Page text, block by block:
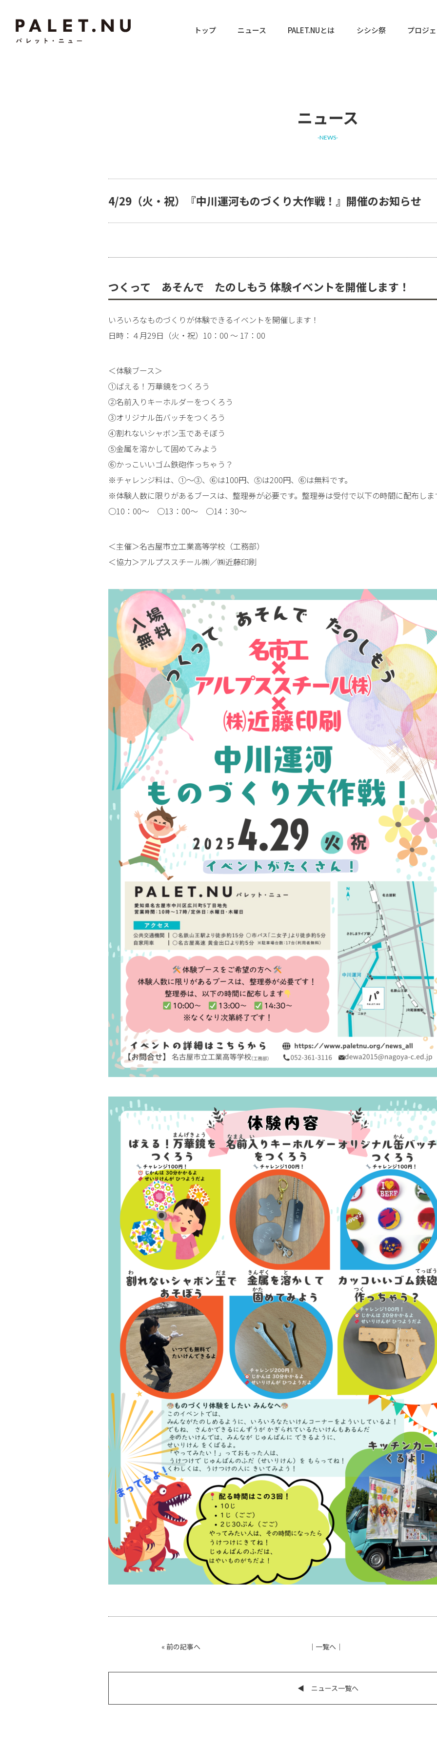
トップ ニュース PALET.NUとは シシシ祭 プロジ
ニュース
-NEWS-
4/29（火・祝）『中川運河ものづくり大作戦！』開催のお知らせ
つくって あそんで たのしもう 体験イベントを開催します！
いろいろなものづくりが体験できるイベントを開催します！
日時：４月29日（火・祝）10：00 ～ 17：00
＜体験ブース＞
①ばえる！万華鏡をつくろう
②名前入りキーホルダーをつくろう
③オリジナル缶バッチをつくろう
④割れないシャボン玉であそぼう
⑤金属を溶かして固めてみよう
⑥かっこいいゴム鉄砲作っちゃう？
※チャレンジ料は、①～③、⑥は100円、⑤は200円、⑥は無料です。
※体験人数に限りがあるブースは、整理券が必要です。整理券は受付で以下の時間に配布しま
○10：00～ ○13：00～ ○14：30～
＜主催＞名古屋市立工業高等学校（工務部）
＜協力＞アルプススチール㈱／㈱近藤印刷
« 前の記事へ │ 一覧へ │
◀︎ ニュース一覧へ